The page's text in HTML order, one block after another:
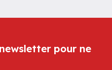
pour ne